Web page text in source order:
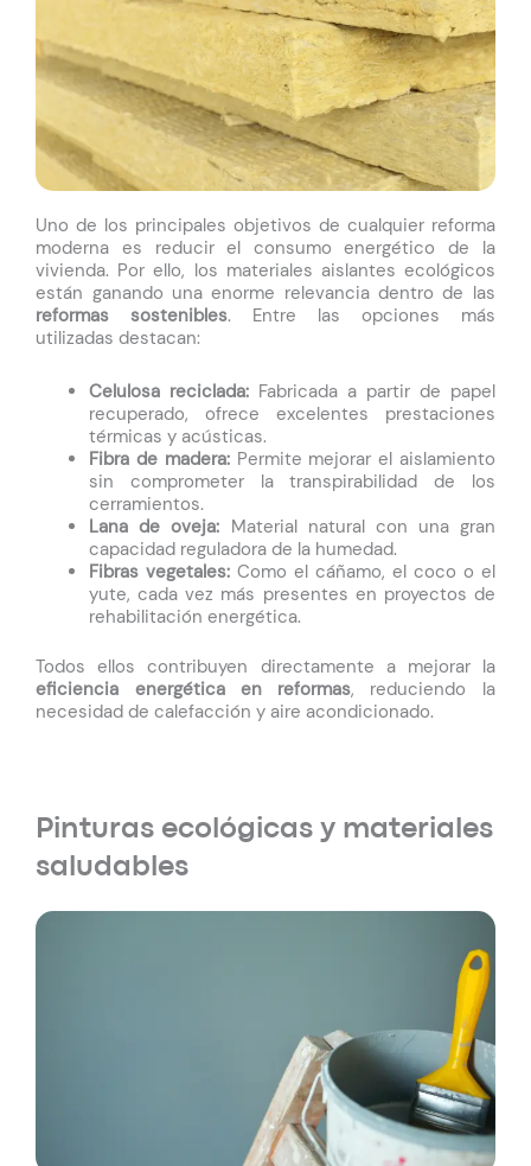
Uno de los principales objetivos de cualquier reforma
moderna es reducir el consumo energético de la
vivienda. Por ello, los materiales aislantes ecológicos
están ganando una enorme relevancia dentro de las
reformas sostenibles. Entre las opciones más
utilizadas destacan:
Celulosa reciclada: Fabricada a partir de papel
recuperado, ofrece excelentes prestaciones
térmicas y acústicas.
Fibra de madera: Permite mejorar el aislamiento
sin comprometer la transpirabilidad de los
cerramientos.
Lana de oveja: Material natural con una gran
capacidad reguladora de la humedad.
Fibras vegetales:Como el cáñamo, el coco o el
yute, cada vez más presentes en proyectos de
rehabilitación energética.
Todos ellos contribuyen directamente a mejorar la
eficiencia energética en reformas, reduciendo la
necesidad de calefacción y aire acondicionado.
Pinturas ecológicas y materiales
saludables